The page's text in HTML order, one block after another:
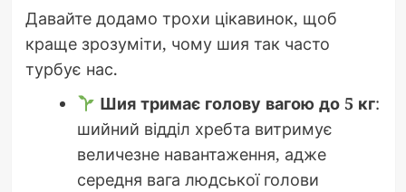
Давайте додамо трохи цікавинок, щоб
краще зрозуміти, чому шия так часто
турбує нас.
Шия тримає голову вагою до 5 кг:
шийний відділ хребта витримує
величезне навантаження, адже
середня вага людської голови